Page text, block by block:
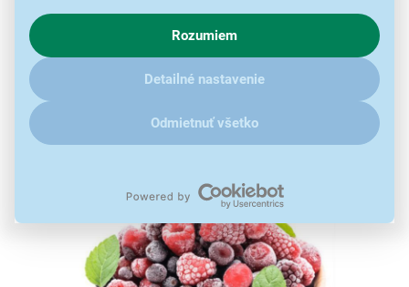
o chovaní na webe pre zobrazovaní cielených reklám.
V prípade že vás zaujímajú detaily, ako u nás s cookies a
ďalšími údaji pracujeme, kliknitesem.
Rozumiem
Detailné nastavenie
Odmietnuť všetko
Systém chladeniaNoFrostzabezpečuje, že
odmrazovanie nie je nutné. Zaručuje rovnomerný prúd
vzduchu a efektívne znižuje tvorbu vlhkosti v
mraziacej časti. Výsledkom je, že potraviny a obaly k